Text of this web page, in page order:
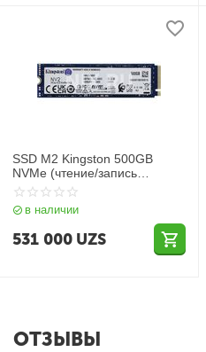
SSD M2 Kingston 500GB
NVMe (чтение/запись
3500/2100 МБ/с
SNV2S/500G)
в наличии
531 000 UZS
ОТЗЫВЫ